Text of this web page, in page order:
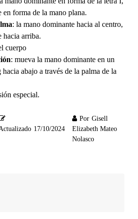
forma de la mano plana.
: la mano dominante hacia al centro,
hacia arriba.
cuerpo
: mueva la mano dominante en un
abajo a través de la palma de la
especial.
17/10/2024
Por Gisell
Elizabeth Mateo
Nolasco